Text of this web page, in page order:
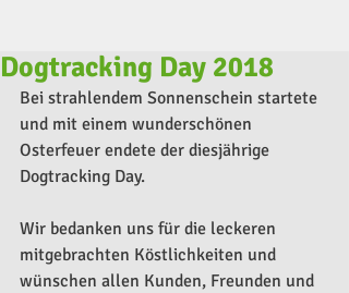
Dogtracking Day 2018
Bei strahlendem Sonnenschein startete
und mit einem wunderschönen
Osterfeuer endete der diesjährige
Dogtracking Day.
Wir bedanken uns für die leckeren
mitgebrachten Köstlichkeiten und
wünschen allen Kunden, Freunden und